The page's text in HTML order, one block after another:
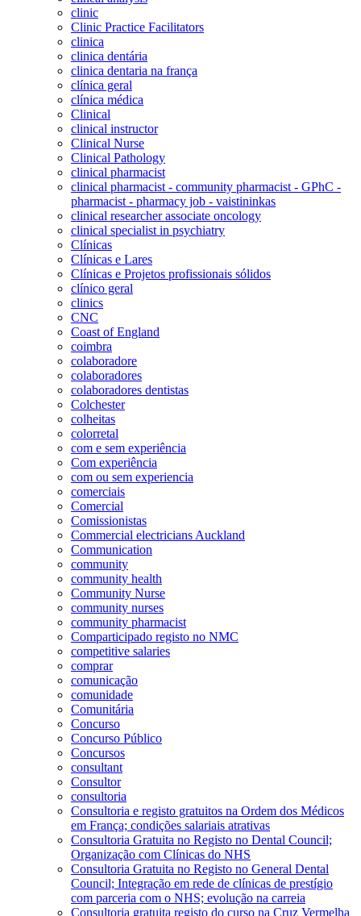
clinic
Clinic Practice Facilitators
clinica
clinica dentária
clinica dentaria na frança
clínica geral
clínica médica
Clinical
clinical instructor
Clinical Nurse
Clinical Pathology
clinical pharmacist
clinical pharmacist - community pharmacist - GPhC -
pharmacist - pharmacy job - vaistininkas
clinical researcher associate oncology
clinical specialist in psychiatry
Clínicas
Clínicas e Lares
Clínicas e Projetos profissionais sólidos
clínico geral
clinics
CNC
Coast of England
coimbra
colaboradore
colaboradores
colaboradores dentistas
Colchester
colheitas
colorretal
com e sem experiência
Com experiência
com ou sem experiencia
comerciais
Comercial
Comissionistas
Commercial electricians Auckland
Communication
community
community health
Community Nurse
community nurses
community pharmacist
Comparticipado registo no NMC
competitive salaries
comprar
comunicação
comunidade
Comunitária
Concurso
Concurso Público
Concursos
consultant
Consultor
consultoria
Consultoria e registo gratuitos na Ordem dos Médicos
em França; condições salariais atrativas
Consultoria Gratuita no Registo no Dental Council;
Organização com Clínicas do NHS
Consultoria Gratuita no Registo no General Dental
Council; Integração em rede de clínicas de prestígio
com parceria com o NHS; evolução na carreia
Consultoria gratuita registo do curso na Cruz Vermelha